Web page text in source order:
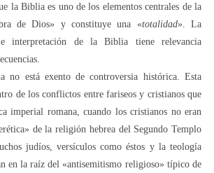
la Biblia es uno de los elementos centrales de la
de Dios» y constituye una «totalidad». La
interpretación de la Biblia tiene relevancia
no está exento de controversia histórica. Esta
de los conflictos entre fariseos y cristianos que
imperial romana, cuando los cristianos no eran
de la religión hebrea del Segundo Templo
judíos, versículos como éstos y la teología
en la raíz del «antisemitismo religioso» típico de